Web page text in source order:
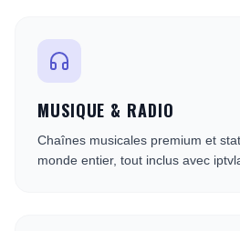
MUSIQUE & RADIO
Chaînes musicales premium et
monde entier, tout inclus avec